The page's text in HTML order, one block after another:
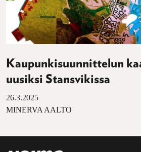
Kaupunkisuunnittelun
uusiksi Stansvikissa
26.3.2025
MINERVA AALTO